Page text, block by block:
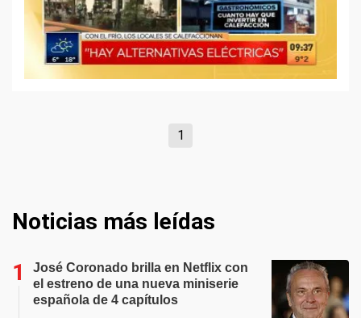
1
Noticias más leídas
José Coronado brilla en Netflix con
el estreno de una nueva miniserie
española de 4 capítulos